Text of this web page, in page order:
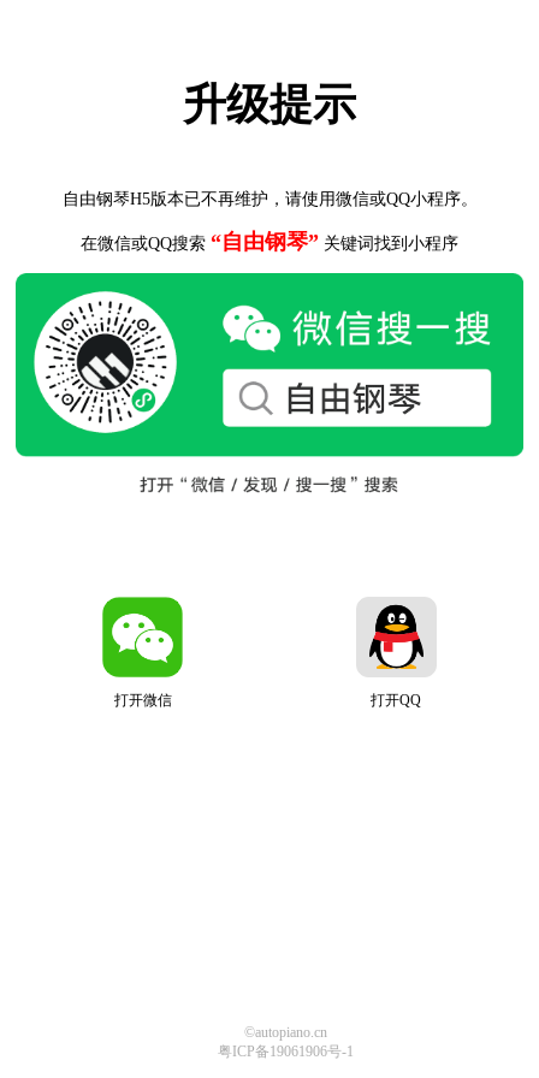
升级提示
自由钢琴H5版本已不再维护，请使用微信或QQ小程序。
在微信或QQ搜索 “自由钢琴” 关键词找到小程序
打开微信 打开QQ
©autopiano.cn
粤ICP备19061906号-1